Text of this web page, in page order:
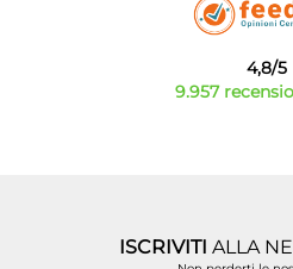
4,8/5
9.957
ISCRIVITI ALLA